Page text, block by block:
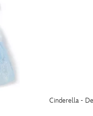
Cinderella -